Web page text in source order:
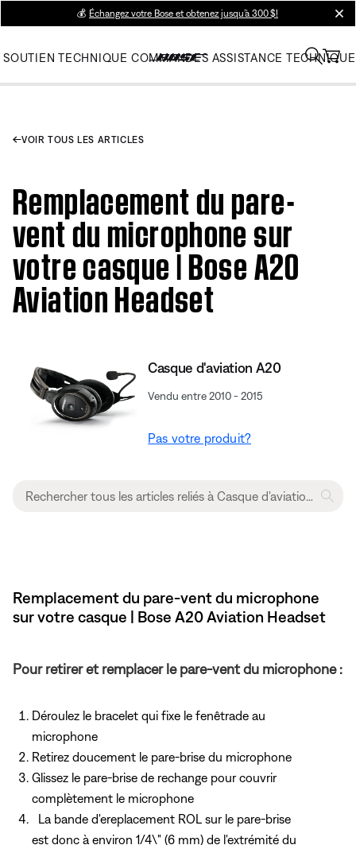
💰 Échangez votre Bose et obtenez jusqu’à 300 $!
SOUTIEN TECHNIQUE COMMANDES ASSISTANCE TECHNIQUE
VOIR TOUS LES ARTICLES
Remplacement du pare-
vent du microphone sur
votre casque | Bose A20
Aviation Headset
Casque d'aviation A20
Vendu entre 2010 - 2015
Pas votre produit?
Remplacement du pare-vent du microphone
sur votre casque | Bose A20 Aviation Headset
Pour retirer et remplacer le pare-vent du microphone :
Déroulez le bracelet qui fixe le fenêtrade au
microphone
Retirez doucement le pare-brise du microphone
Glissez le pare-brise de rechange pour couvrir
complètement le microphone
La bande d'ereplacement ROL sur le pare-brise
est donc à environ 1/4\" (6 mm) de l'extrémité du